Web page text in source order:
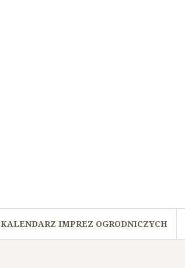
KALENDARZ IMPREZ OGRODNICZYCH